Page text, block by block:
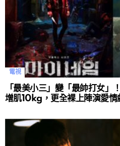
電視
「最美小三」變「最帥打女」
增肌10kg，更全裸上陣演愛情